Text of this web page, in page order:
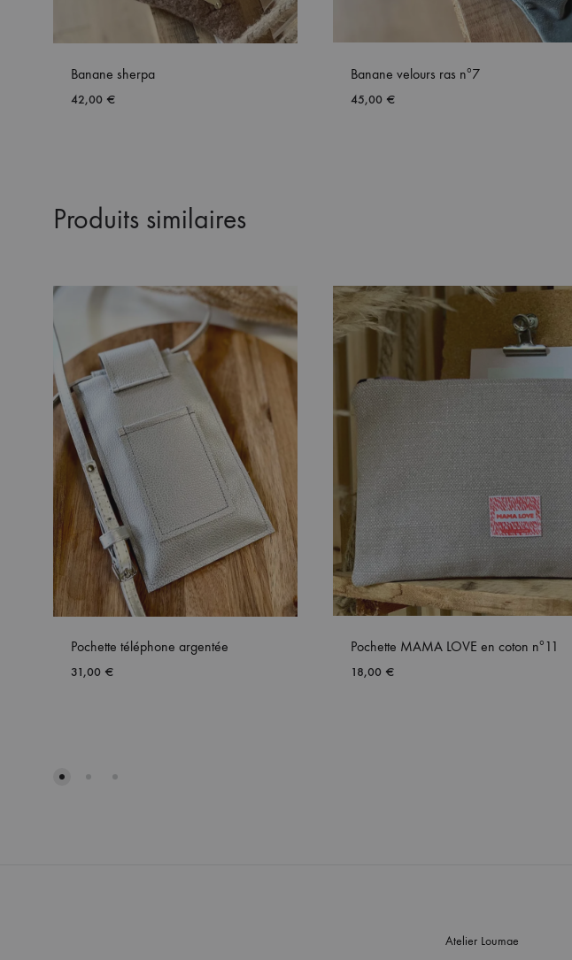
Banane sherpa
42,00 €
Banane velours ras nº7
45,00 €
Produits similaires
Pochette téléphone argentée
31,00 €
Pochette MAMA LOVE en coton nº11
18,00 €
Atelier Loumae